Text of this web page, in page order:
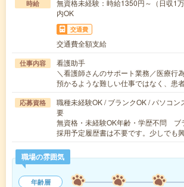
時給
無資格未経験：時給1350円～（日収
内OK
交通費
交通費全額支給
仕事内容
看護助手
＼看護師さんのサポート業務／医療行
預かるような難しい仕事ではなく、患
応募資格
職種未経験OK / ブランクOK / パソコン
要
無資格・未経験OK年齢・学歴不問
採用予定履歴書は不要です。少しでも
職場の雰囲気
年齢層